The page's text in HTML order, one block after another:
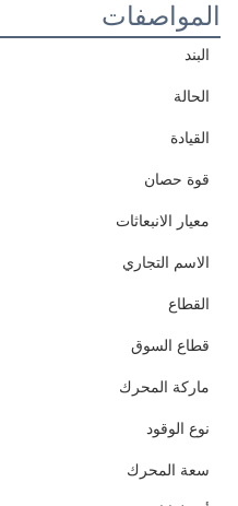
المواصفات
البند
الحالة
القيادة
قوة حصان
معيار الانبعاثات
الاسم التجاري
القطاع
قطاع السوق
ماركة المحرك
نوع الوقود
سعة المحرك